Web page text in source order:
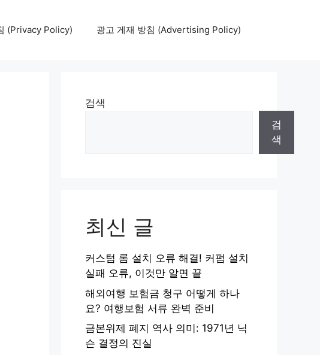
(Privacy Policy) 광고 게재 방침 (Advertising Policy)
검색
검
색
최신 글
커스텀 롬 설치 오류 해결! 커펌 설치
실패 오류, 이것만 알면 끝
해외여행 보험금 청구 어떻게 하나
요? 여행보험 서류 완벽 준비
금본위제 폐지 역사 의미: 1971년 닉
슨 결정의 진실